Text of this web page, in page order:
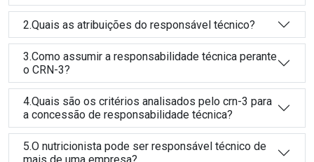
2.Quais as atribuições do responsável técnico?
3.Como assumir a responsabilidade técnica perante
o CRN-3?
4.Quais são os critérios analisados pelo crn-3 para
a concessão de responsabilidade técnica?
5.O nutricionista pode ser responsável técnico de